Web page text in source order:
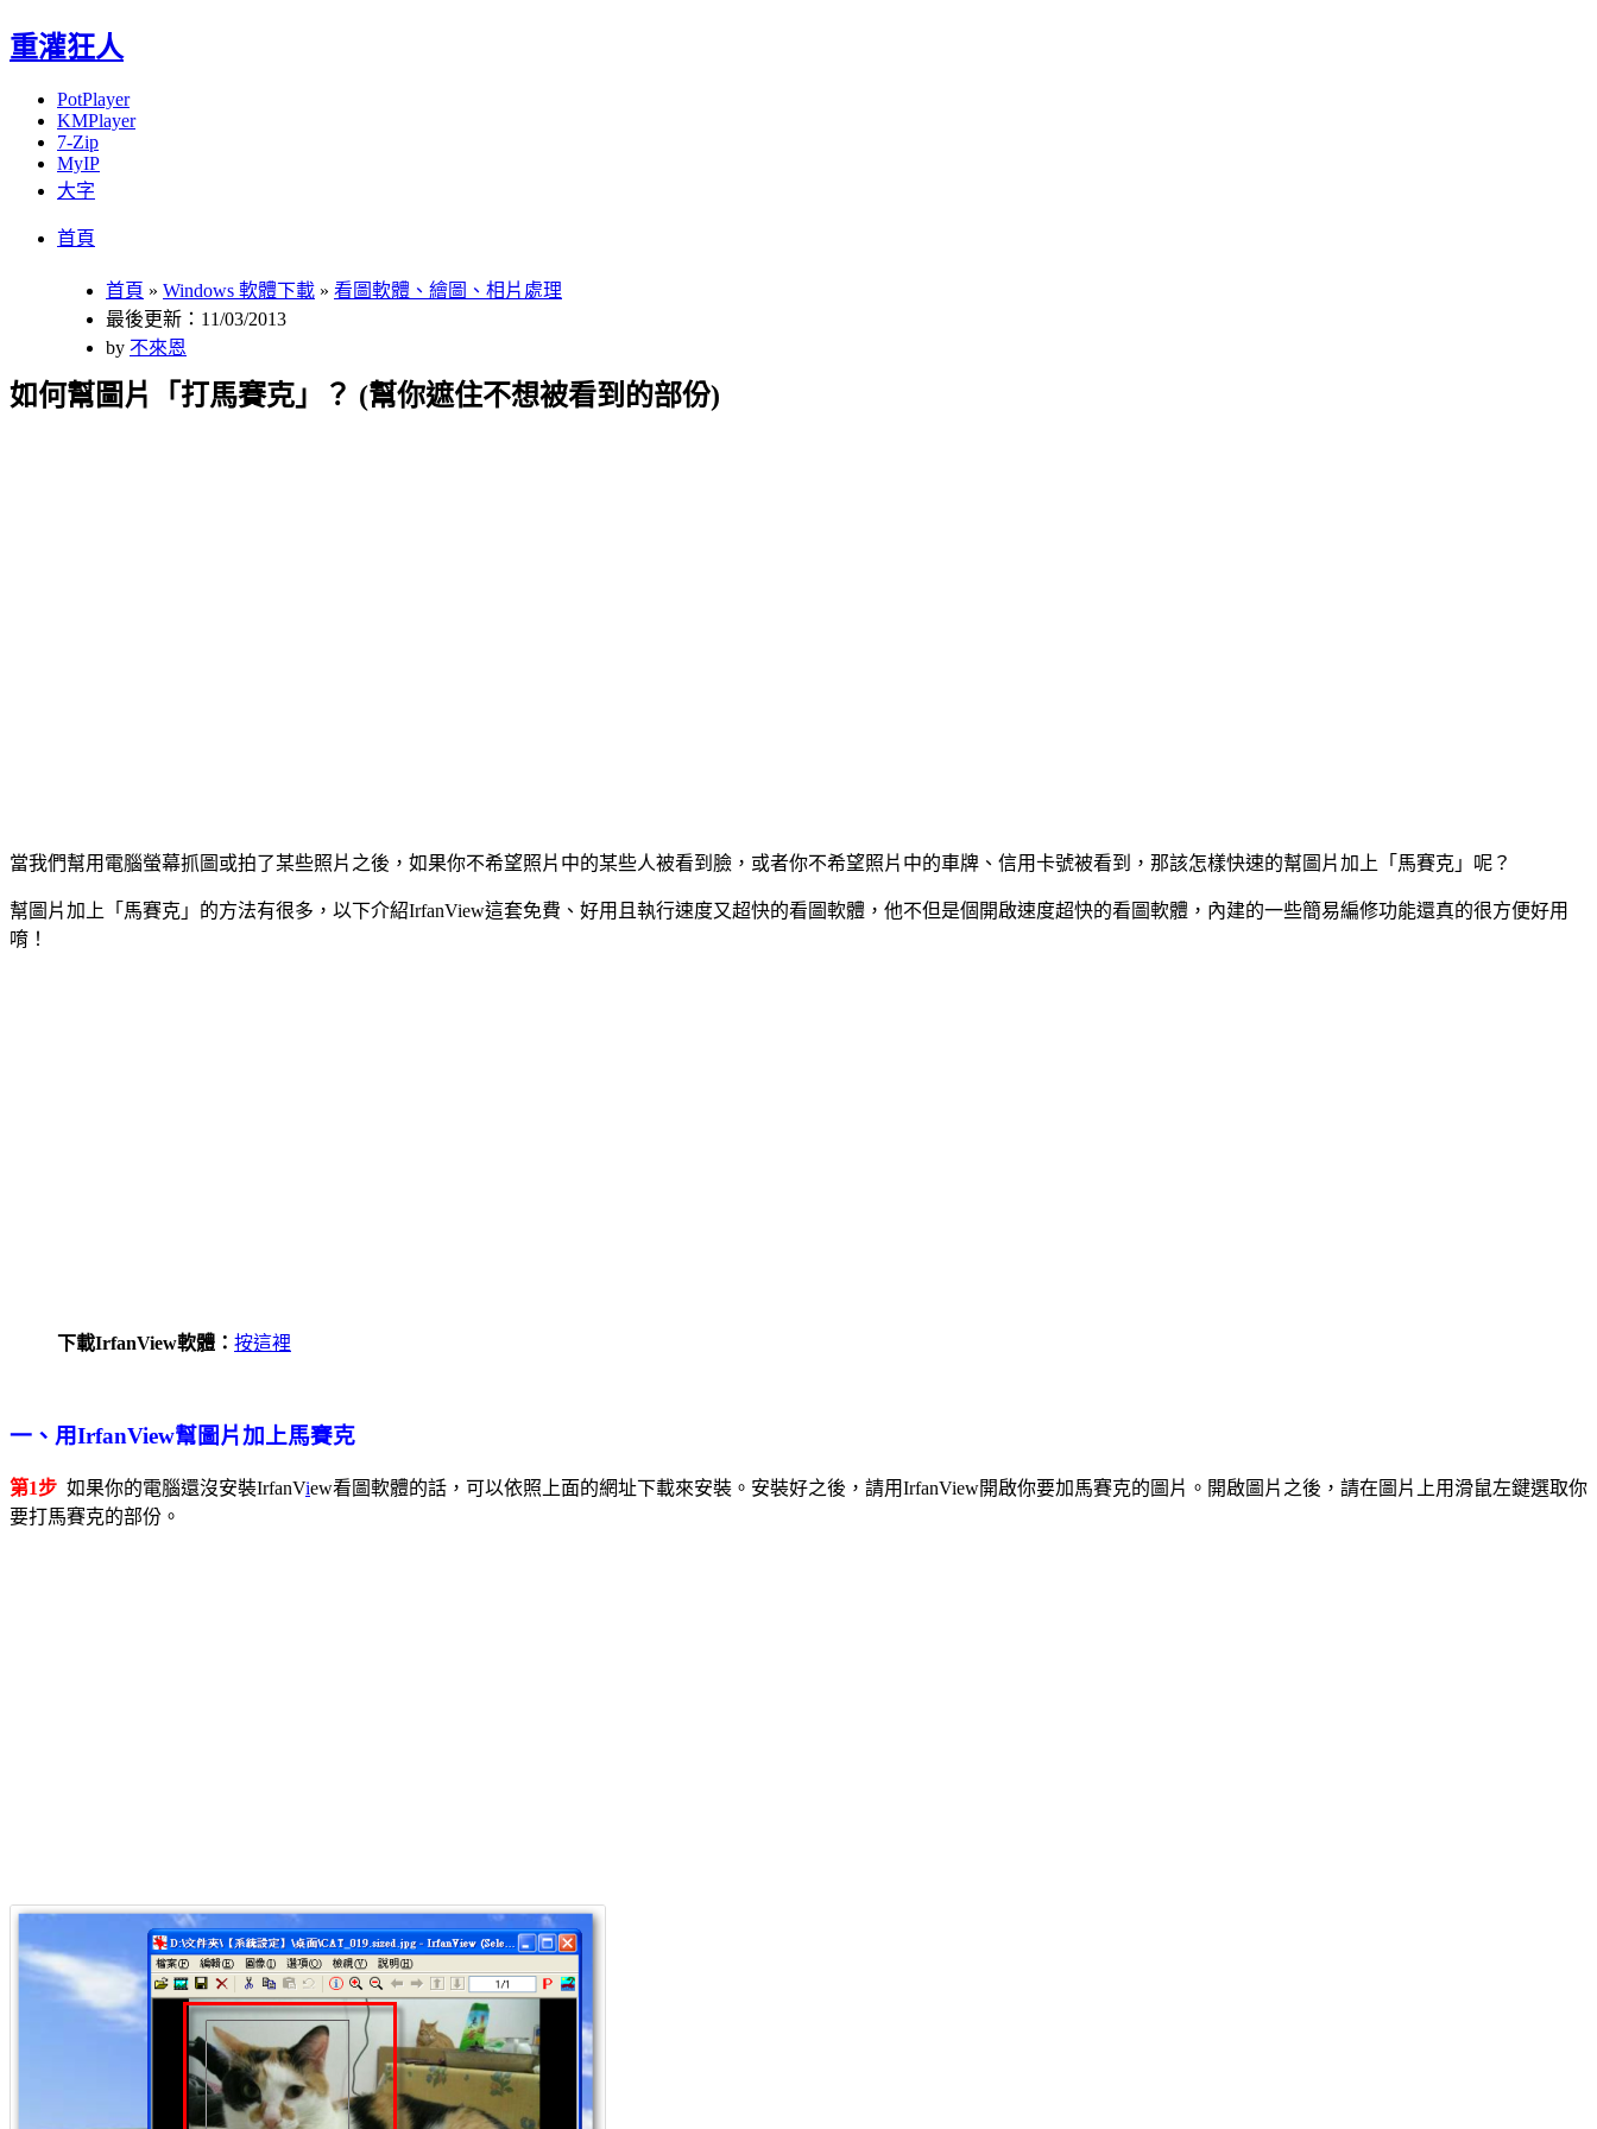
重灌狂人
PotPlayer
KMPlayer
7-Zip
MyIP
大字
首頁
首頁 » Windows 軟體下載 » 看圖軟體、繪圖、相片處理
最後更新：11/03/2013
by 不來恩
如何幫圖片「打馬賽克」？ (幫你遮住不想被看到的部份)
當我們幫用電腦螢幕抓圖或拍了某些照片之後，如果你不希望照片中的某些人被看到臉，或者你不希望照片中的車牌、信用卡號被看到，那該怎樣快速的幫圖片加上「馬賽克」呢？
幫圖片加上「馬賽克」的方法有很多，以下介紹IrfanView這套免費、好用且執行速度又超快的看圖軟體，他不但是個開啟速度超快的看圖軟體，內建的一些簡易編修功能還真的很方便好用
唷！
下載IrfanView軟體： 按這裡
一、用IrfanView幫圖片加上馬賽克
第1步 如果你的電腦還沒安裝IrfanView看圖軟體的話，可以依照上面的網址下載來安裝。安裝好之後，請用IrfanView開啟你要加馬賽克的圖片。開啟圖片之後，請在圖片上用滑鼠左鍵選取你
要打馬賽克的部份。